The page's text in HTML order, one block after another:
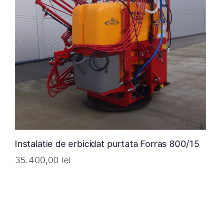
Instalatie de erbicidat purtata Forras 800/15
35.400,00 lei